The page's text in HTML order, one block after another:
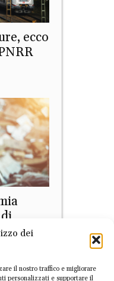
dei
il nostro traffico e migliorare
personalizzati e supportare il
ecco